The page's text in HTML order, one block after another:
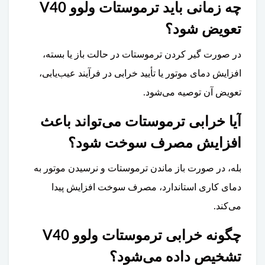
چه زمانی باید ترموستات ولوو V40
تعویض شود؟
در صورت گیر کردن ترموستات در حالت باز یا بسته،
افزایش دمای موتور یا تأیید خرابی در فرآیند عیب‌یابی،
تعویض آن توصیه می‌شود.
آیا خرابی ترموستات می‌تواند باعث
افزایش مصرف سوخت شود؟
بله، در صورت باز ماندن ترموستات و نرسیدن موتور به
دمای کاری استاندارد، مصرف سوخت افزایش پیدا
می‌کند.
چگونه خرابی ترموستات ولوو V40
تشخیص داده می‌شود؟